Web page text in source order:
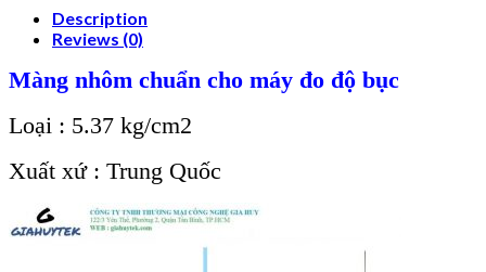
Description
Reviews (0)
Màng nhôm chuẩn cho máy đo độ bục
Loại : 5.37 kg/cm2
Xuất xứ : Trung Quốc